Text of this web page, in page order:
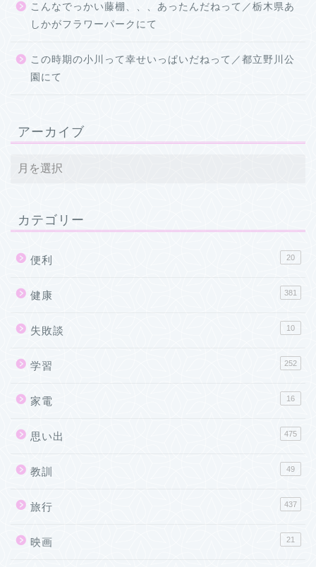
こんなでっかい藤棚、、、あったんだねって／栃木県あ
しかがフラワーパークにて
この時期の小川って幸せいっぱいだねって／都立野川公
園にて
アーカイブ
カテゴリー
便利 20
健康 381
失敗談 10
学習 252
家電 16
思い出 475
教訓 49
旅行 437
映画 21